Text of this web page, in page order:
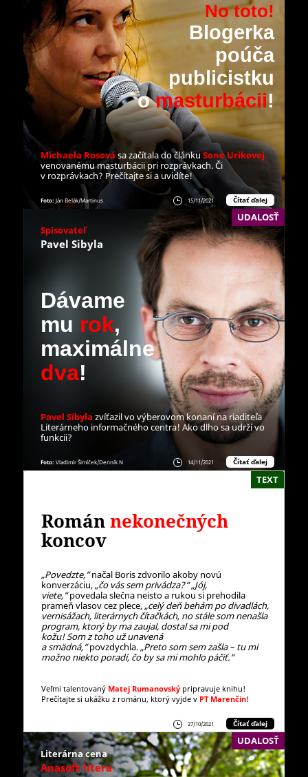
No toto!
Blogerka
poúča
publicistku
omasturbácii!
Michaela Rosovása začítala do článkuSone Urikovej
venovanému masturbácii pri rozprávkach. Či
v rozprávkach? Prečítajte si a uvidíte!
15/11/2021 Čítať ďalej
Foto: Ján Belák/Martinus
UDALOSŤ
Spisovateľ
Pavel Sibyla
Dávame
mu rok,
maximálne
dva!
Pavel Sibyla zvíťazil vo výberovom konaní na riaditeľa
Literárneho informačného centra! Ako dlho sa udrží vo
funkcii?
14/11/2021 Čítať ďalej
Foto: Vladimír Šimíček/Denník N
TEXT
Románnekonečných
koncov
„Povedzte,“načal Boris zdvorilo akoby novú
konverzáciu,„čo vás sem privádza?“ „Jój,
viete,“povedala slečna neisto a rukou si prehodila
prameň vlasov cez plece,„celý deň behám po divadlách,
vernisážach, literárnych čítačkách, no stále som nenašla
program, ktorý by ma zaujal, dostal sa mi pod
kožu!Som z toho už unavená
a smädná,“povzdychla.„Preto som sem zašla – tu mi
možno niekto poradí, čo by sa mi mohlo páčiť.“
Veľmi talentovaný Matej Rumanovský pripravuje knihu!
Prečítajte si ukážku z románu, ktorý vyjde v PT Marenčin!
27/10/2021 Čítať ďalej
UDALOSŤ
Literárna cena
Anasoft litera